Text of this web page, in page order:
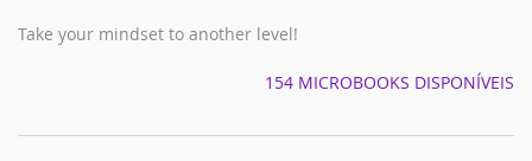
Take your mindset to another level!
154 MICROBOOKS DISPONÍVEIS